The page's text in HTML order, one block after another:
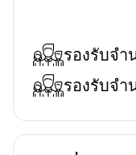
รองรับจำ
รองรับจำ